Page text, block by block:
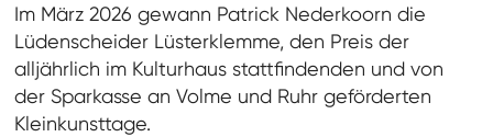
Im März 2026 gewann Patrick Nederkoorn die
Lüdenscheider Lüsterklemme, den Preis der
alljährlich im Kulturhaus stattfindenden und von
der Sparkasse an Volme und Ruhr geförderten
Kleinkunsttage.